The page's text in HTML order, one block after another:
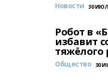
Новости 30
Робот в
избавит
тяжёлого
Общество 30